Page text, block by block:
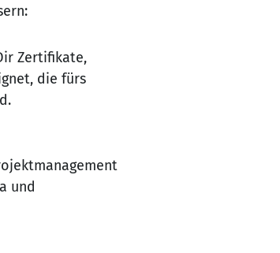
Zertifikate,
die fürs
und